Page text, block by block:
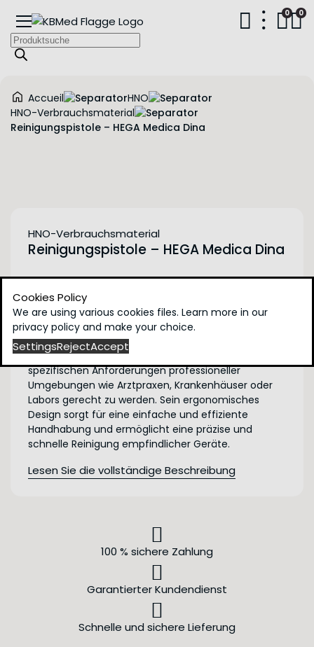
Products
search
0 0
Accueil
HNO
HNO-Verbrauchsmaterial
Reinigungspistole – HEGA Medica Dina
HNO-Verbrauchsmaterial
Reinigungspistole – HEGA Medica Dina
Die HEGA Medica Dina Waschpistole ist ein
vielseitiges Werkzeug, das für die optimale
Reinigung von Endoskopen, Kanülen und anderen
medizinischen Instrumenten konzipiert wurde. Dank
seiner Fähigkeit, verschiedene Zubehörteile
anzupassen, bietet es eine große Flexibilität, um den
spezifischen Anforderungen professioneller
Umgebungen wie Arztpraxen, Krankenhäuser oder
Labors gerecht zu werden. Sein ergonomisches
Design sorgt für eine einfache und effiziente
Handhabung und ermöglicht eine präzise und
schnelle Reinigung empfindlicher Geräte.
Lesen Sie die vollständige Beschreibung
100 % sichere Zahlung
Garantierter Kundendienst
Schnelle und sichere Lieferung
Cookies Policy
We are using various cookies files. Learn more in our
privacy policy and make your choice.
SettingsRejectAccept